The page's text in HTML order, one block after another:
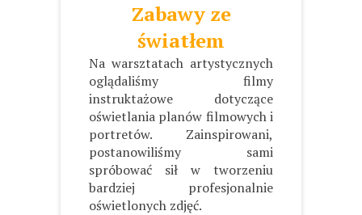
Zabawy ze
światłem
Na warsztatach artystycznych
oglądaliśmy filmy
instruktażowe dotyczące
oświetlania planów filmowych i
portretów. Zainspirowani,
postanowiliśmy sami
spróbować sił w tworzeniu
bardziej profesjonalnie
oświetlonych zdjęć.